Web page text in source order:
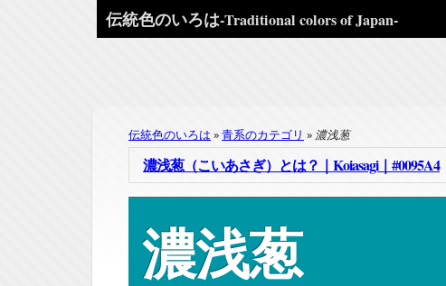
伝統色のいろは-Traditional colors of Japan-
伝統色のいろは 青系のカテゴリ 濃浅葱
濃浅葱（こいあさぎ）とは？｜Koiasagi｜#0095A4
濃浅葱